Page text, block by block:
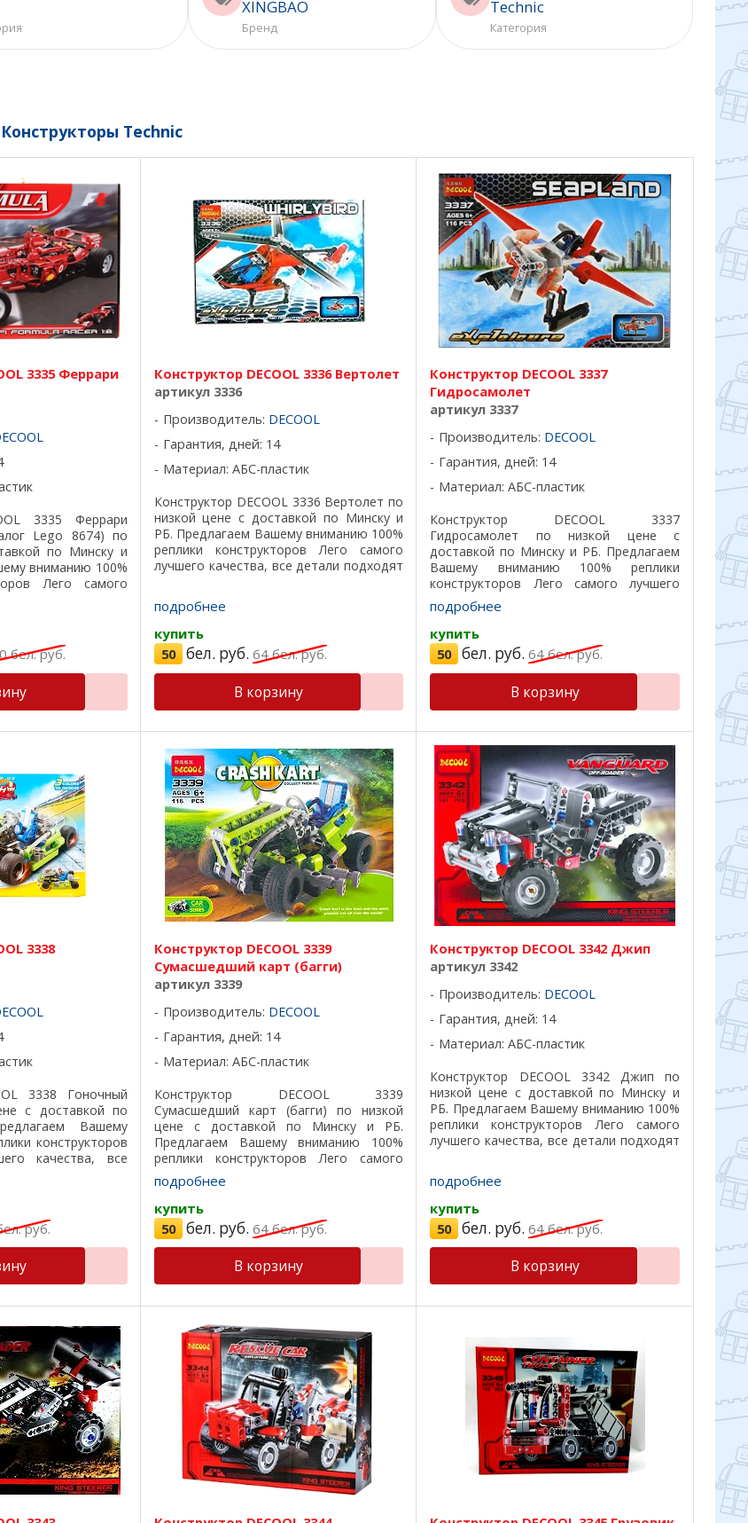
XINGBAO
Бренд
Technic
Категория
Конструкторы Technic
3335 Феррари
3335 Феррари
Lego 8674) по
по Минску и
вниманию 100%
Лего самого
детали подходят
красивая ...
бел. руб.
Конструктор DECOOL 3336 Вертолет
артикул 3336
Производитель: DECOOL
Гарантия, дней: 14
Материал: АБС-пластик
Конструктор DECOOL 3336 Вертолет по
низкой цене с доставкой по Минску и
РБ. Предлагаем Вашему вниманию 100%
реплики конструкторов Лего самого
лучшего качества, все детали подходят
подарочная коробка, удобная ...
подробнее
купить
50 бел. руб. 64бел. руб.
В корзину
Конструктор DECOOL 3337
Гидросамолет
артикул 3337
Производитель: DECOOL
Гарантия, дней: 14
Материал: АБС-пластик
Конструктор DECOOL 3337
Гидросамолет по низкой цене с
доставкой по Минску и РБ. Предлагаем
Вашему вниманию 100% реплики
конструкторов Лего самого лучшего
качества, все детали подходят на 100%,
отличный пластик, красивая
подарочная коробка, удобная ...
подробнее
купить
50 бел. руб. 64бел. руб.
В корзину
3338
3338 Гоночный
с доставкой по
Вашему
конструкторов
качества, все
100%, отличный
коробка,
руб.
Конструктор DECOOL 3339
Сумасшедший карт (багги)
артикул 3339
Производитель: DECOOL
Гарантия, дней: 14
Материал: АБС-пластик
Конструктор DECOOL 3339
Сумасшедший карт (багги) по низкой
цене с доставкой по Минску и РБ.
Предлагаем Вашему вниманию 100%
реплики конструкторов Лего самого
лучшего качества, все детали подходят
на 100%, отличный пластик, красивая
подарочная ...
подробнее
купить
50 бел. руб. 64бел. руб.
В корзину
Конструктор DECOOL 3342 Джип
артикул 3342
Производитель: DECOOL
Гарантия, дней: 14
Материал: АБС-пластик
Конструктор DECOOL 3342 Джип по
низкой цене с доставкой по Минску и
РБ. Предлагаем Вашему вниманию 100%
реплики конструкторов Лего самого
лучшего качества, все детали подходят
подробнее
купить
50 бел. руб. 64бел. руб.
В корзину